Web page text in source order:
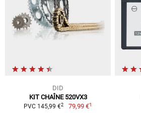
DID
KIT CHAÎNE 520VX3
PVC 145,99 €2 79,99 €1